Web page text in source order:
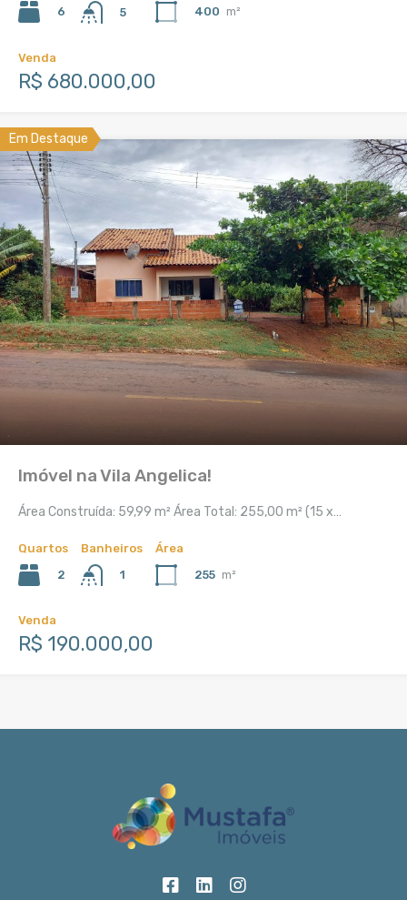
6
5
400 m²
Venda
R$ 680.000,00
Em Destaque
Imóvel na Vila Angelica!
Área Construída: 59,99 m² Área Total: 255,00 m² (15 x…
Quartos
2
Banheiros
1
Área
255 m²
Venda
R$ 190.000,00